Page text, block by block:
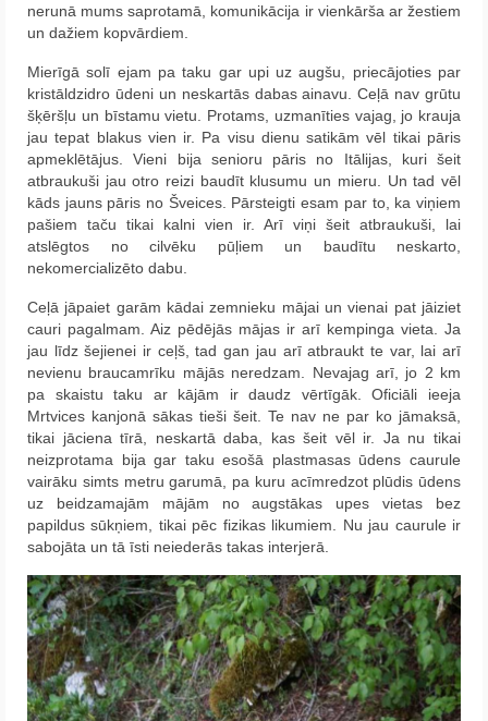
nerunā mums saprotamā, komunikācija ir vienkārša ar žestiem
un dažiem kopvārdiem.
Mierīgā solī ejam pa taku gar upi uz augšu, priecājoties par
kristāldzidro ūdeni un neskartās dabas ainavu. Ceļā nav grūtu
šķēršļu un bīstamu vietu. Protams, uzmanīties vajag, jo krauja
jau tepat blakus vien ir. Pa visu dienu satikām vēl tikai pāris
apmeklētājus. Vieni bija senioru pāris no Itālijas, kuri šeit
atbraukuši jau otro reizi baudīt klusumu un mieru. Un tad vēl
kāds jauns pāris no Šveices. Pārsteigti esam par to, ka viņiem
pašiem taču tikai kalni vien ir. Arī viņi šeit atbraukuši, lai
atslēgtos no cilvēku pūļiem un baudītu neskarto,
nekomercializēto dabu.
Ceļā jāpaiet garām kādai zemnieku mājai un vienai pat jāiziet
cauri pagalmam. Aiz pēdējās mājas ir arī kempinga vieta. Ja
jau līdz šejienei ir ceļš, tad gan jau arī atbraukt te var, lai arī
nevienu braucamrīku mājās neredzam. Nevajag arī, jo 2 km
pa skaistu taku ar kājām ir daudz vērtīgāk. Oficiāli ieeja
Mrtvices kanjonā sākas tieši šeit. Te nav ne par ko jāmaksā,
tikai jāciena tīrā, neskartā daba, kas šeit vēl ir. Ja nu tikai
neizprotama bija gar taku esošā plastmasas ūdens caurule
vairāku simts metru garumā, pa kuru acīmredzot plūdis ūdens
uz beidzamajām mājām no augstākas upes vietas bez
papildus sūkņiem, tikai pēc fizikas likumiem. Nu jau caurule ir
sabojāta un tā īsti neiederās takas interjerā.